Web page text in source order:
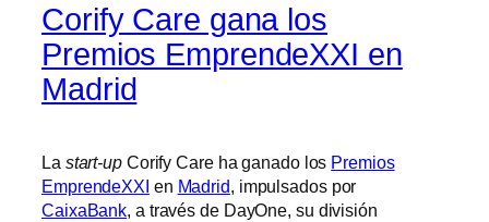
Corify Care gana los
Premios EmprendeXXI en
Madrid
La start-upCorify Care ha ganado los Premios
EmprendeXXI en Madrid, impulsados por
CaixaBank, a través de DayOne, su división